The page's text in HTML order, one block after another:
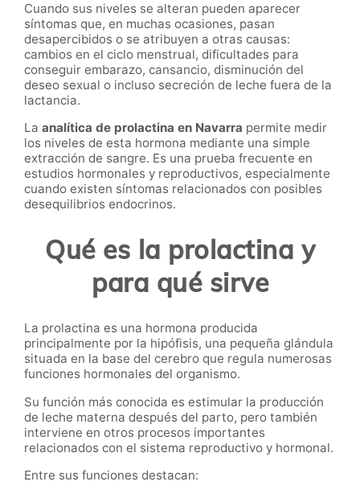
Cuando sus niveles se alteran pueden aparecer
síntomas que, en muchas ocasiones, pasan
desapercibidos o se atribuyen a otras causas:
cambios en el ciclo menstrual, dificultades para
conseguir embarazo, cansancio, disminución del
deseo sexual o incluso secreción de leche fuera de la
lactancia.
La analítica de prolactina en Navarra permite medir
los niveles de esta hormona mediante una simple
extracción de sangre. Es una prueba frecuente en
estudios hormonales y reproductivos, especialmente
cuando existen síntomas relacionados con posibles
desequilibrios endocrinos.
Qué es la prolactina y
para qué sirve
La prolactina es una hormona producida
principalmente por la hipófisis, una pequeña glándula
situada en la base del cerebro que regula numerosas
funciones hormonales del organismo.
Su función más conocida es estimular la producción
de leche materna después del parto, pero también
interviene en otros procesos importantes
relacionados con el sistema reproductivo y hormonal.
Entre sus funciones destacan: